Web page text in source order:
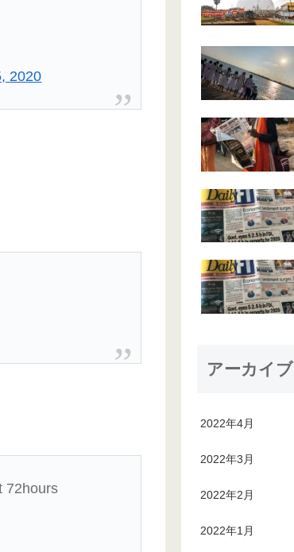
2020
72hours
アーカイブ
2022年4月
2022年3月
2022年2月
2022年1月